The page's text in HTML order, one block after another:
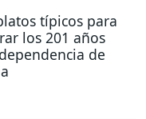
típicos para
los 201 años
de